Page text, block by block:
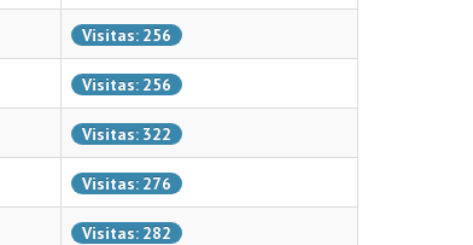
Visitas: 256
Visitas: 256
Visitas: 322
Visitas: 276
Visitas: 282